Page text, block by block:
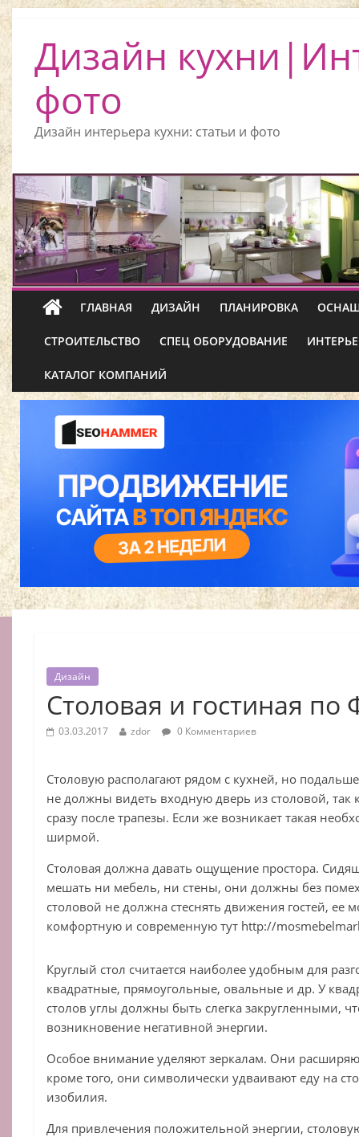
Дизайн
фото
Дизайн интерьера кухни: статьи и фото
ГЛАВНАЯ ДИЗАЙН ПЛАНИРОВКА
СТРОИТЕЛЬСТВО СПЕЦ ОБОРУДОВАНИЕ
КАТАЛОГ КОМПАНИЙ
Дизайн
Столовая и гостиная
03.03.2017 zdor 0 Комментариев
Столовую располагают рядом с кухней, но
не должны видеть входную дверь из столовой, так
сразу после трапезы. Если же возникает такая
ширмой.
Столовая должна давать ощущение простора.
мешать ни мебель, ни стены, они должны без
столовой не должна стеснять движения гостей, ее
комфортную и современную тут http://
Круглый стол считается наиболее удобным для
квадратные, прямоугольные, овальные и др. У
столов углы должны быть слегка закругленными,
возникновение негативной энергии.
Особое внимание уделяют зеркалам. Они
кроме того, они символически удваивают еду на
изобилия.
Для привлечения положительной энергии,